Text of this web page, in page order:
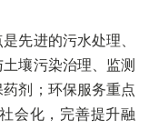
先进的污水处理、
壤污染治理、监测
剂；环保服务重点
会化，完善提升融